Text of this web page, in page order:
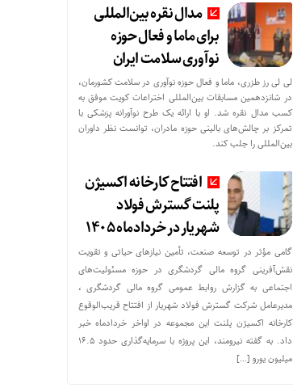
مدال نقره بین‌المللی
برای ماما و فعال حوزه
نوآوری سلامت ایران
لی لی رز طزری، ماما و فعال حوزه نوآوری در سلامت کشورمان،
در شانزدهمین مسابقات بین‌المللی اختراعات کویت موفق به
کسب مدال نقره شد. او با ارائه یک طرح نوآورانه پزشکی با
تمرکز بر چالش‌های بالینی حوزه مادران، توانست نظر داوران
بین‌المللی را جلب کند.
افتتاح کارخانه اکسیژن
پلنت گسترش فولاد
شهریار در خردادماه ۱۴۰۵
گامی مؤثر در توسعه صنعت، تأمین نیازهای حیاتی و تقویت
نقش‌آفرینی گروه مالی گردشگری در حوزه مسئولیت‌های
اجتماعی به گزارش روابط عمومی گروه مالی گردشگری ،
مدیرعامل شرکت گسترش فولاد شهریار از افتتاح قریب‌الوقوع
کارخانه اکسیژن پلنت این مجموعه در اواخر خردادماه خبر
داد. به گفته نیرومند، این پروژه با سرمایه‌گذاری حدود ۱۶.۵
میلیون یورو […]